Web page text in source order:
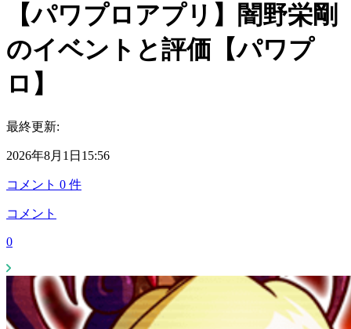
【パワプロアプリ】闇野栄剛
のイベントと評価【パワプ
ロ】
最終更新:
2026年8月1日15:56
コメント 0 件
コメント
0